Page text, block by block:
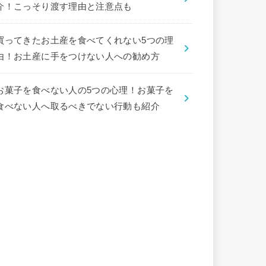
！こっそり渡す理由と注意点も
ってきたお土産を食べてくれない5つの理
！お土産に手をつけない人への勧め方
菓子を食べない人の5つの心理！お菓子を
べない人へ取るべきでない行動も紹介